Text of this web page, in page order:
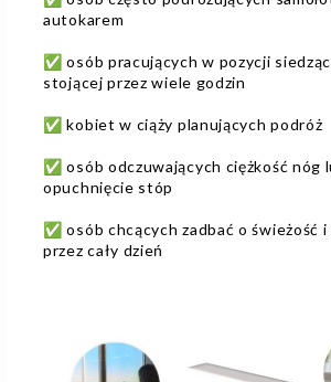
autokarem
✅ osób pracujących w pozycji
stojącej przez wiele godzin
✅ kobiet w ciąży planujących podróż
✅ osób odczuwających ciężkość nóg
opuchnięcie stóp
✅ osób chcących zadbać o świeżość
przez cały dzień